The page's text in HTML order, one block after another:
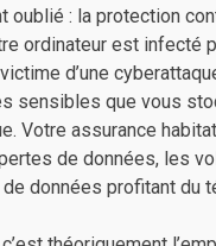
oublié : la protection
ordinateur est infecté
d’une
sensibles que vous
Votre assurance
de données, les
données profitant du